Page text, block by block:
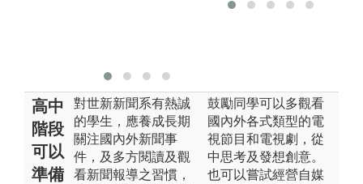
高中
階段
可以
準備
對世新新聞系有熱誠
的學生，應養成長期
關注國內外新聞事
件，及多方閱讀及觀
看新聞報導之習慣，
鼓勵同學可以多觀看
國內外各式類型的電
視節目和電視劇，從
中思考及發想創意。
也可以嘗試經營自媒